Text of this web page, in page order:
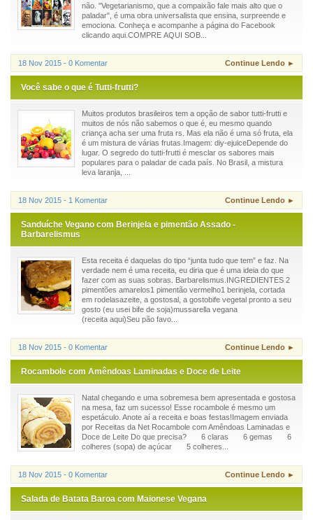
não. "Vegetarianismo, que a compaixão fale mais alto que o
paladar", é uma obra universalista que ensina, surpreende e
emociona. Conheça e acompanhe a página do Facebook
clicando aqui.COMPRE AQUI SOB...
18 Nov 2015 - 0 Komentar Continue Lendo ►
Você sabe o que é Tutti-frutti?
Muitos produtos brasileiros tem a opção de sabor tutti-frutti e
muitos de nós não sabemos o que é, eu mesmo quando
criança acha ser uma fruta rs. Mas ela não é uma só fruta, ela
é um mistura de várias frutas.Imagem: diy-ejuiceDepende do
lugar. O segredo do tutti-frutti é mesclar os sabores mais
populares para o paladar de cada país. No Brasil, a mistura
leva laranja, ...
18 Nov 2015 - 1 Komentar Continue Lendo ►
Sanduíche Vegano com Berinjela e pimentão Assado -
Barbarelismus
Esta receita é daquelas do tipo “junta tudo que tem” e faz. Na
verdade nem é uma receita, eu diria que é uma ideia do que
fazer com as suas sobras. Barbarelismus.INGREDIENTES 2
pimentões amarelos1 pimentão vermelho1 berinjela, cortada
em rodelasazeite, a gostosal, a gostobife vegetal pronto a seu
gosto (eu usei bife de soja)mussarella vegana
(receita aqui)Seu pão favo...
18 Nov 2015 - 0 Komentar Continue Lendo ►
Rocambole com Amêndoas Laminadas e Doce de Leite
Natal chegando e uma sobremesa bem apresentada e gostosa
na mesa, faz um sucesso! Esse rocambole é mesmo um
espetáculo. Anote aí a receita e boas festas!Imagem enviada
por Receitas da Net Rocambole com Amêndoas Laminadas e
Doce de Leite Do que precisa? 6 claras 6 gemas 6
colheres (sopa) de açúcar 5 colheres...
18 Nov 2015 - 0 Komentar Continue Lendo ►
Salada de Batata Baroa com Maionese Vegana